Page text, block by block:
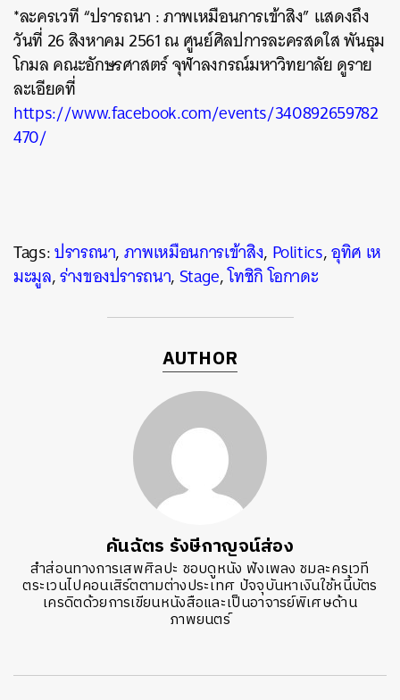
*ละครเวที “ปรารถนา : ภาพเหมือนการเข้าสิง” แสดงถึง
วันที่ 26 สิงหาคม 2561 ณ ศูนย์ศิลปการละครสดใส พันธุม
โกมล คณะอักษรศาสตร์ จุฬาลงกรณ์มหาวิทยาลัย ดูราย
ละเอียดที่
https://www.facebook.com/events/340892659782
470/
Tags:ปรารถนา,ภาพเหมือนการเข้าสิง, Politics,อุทิศ เห
มะมูล,ร่างของปรารถนา,Stage,โทชิกิ โอกาดะ
AUTHOR
คันฉัตร รังษีกาญจน์ส่อง
สำส่อนทางการเสพศิลปะ ชอบดูหนัง ฟังเพลง ชมละครเวที
ตระเวนไปคอนเสิร์ตตามต่างประเทศ ปัจจุบันหาเงินใช้หนี้บัตร
เครดิตด้วยการเขียนหนังสือและเป็นอาจารย์พิเศษด้าน
ภาพยนตร์